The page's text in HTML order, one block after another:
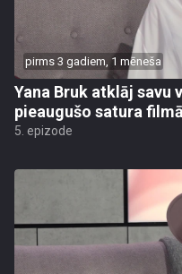
pirms 3 gadiem, 1 mēneša
Yana Bruk atklāj savu
pieaugušo satura
5. epizode